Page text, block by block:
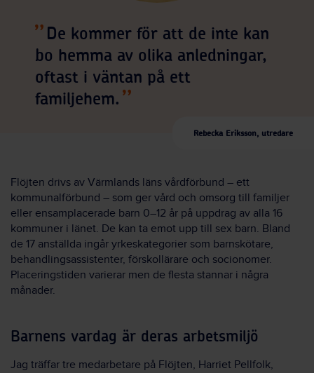
De kommer för att de inte kan
bo hemma av olika anledningar,
oftast i väntan på ett
familjehem.
Rebecka Eriksson, utredare
Flöjten drivs av Värmlands läns vårdförbund – ett
kommunalförbund – som ger vård och omsorg till familjer
eller ensamplacerade barn 0–12 år på uppdrag av alla 16
kommuner i länet. De kan ta emot upp till sex barn. Bland
de 17 anställda ingår yrkeskategorier som barnskötare,
behandlingsassistenter, förskollärare och socionomer.
Placeringstiden varierar men de flesta stannar i några
månader.
Barnens vardag är deras arbetsmiljö
Jag träffar tre medarbetare på Flöjten, Harriet Pellfolk,